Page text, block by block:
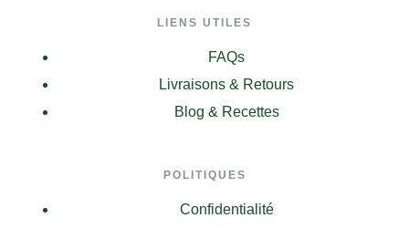
LIENS UTILES
FAQs
Livraisons & Retours
Blog & Recettes
POLITIQUES
Confidentialité